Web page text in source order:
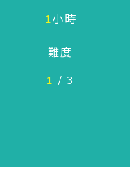
1小時
難度
1 / 3